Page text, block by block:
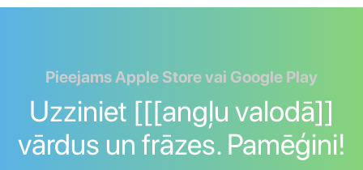
Pieejams Apple Store vai Google Play
Uzziniet [[[angļu valodā]]
vārdus un frāzes. Pamēģini!